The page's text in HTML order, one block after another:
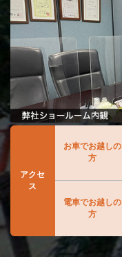
アクセ
ス
お車でお越しの
方
電車でお越しの
方